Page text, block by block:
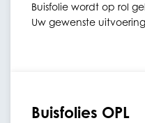
Buisfolie wordt op rol
Uw gewenste
Buisfolies OPL